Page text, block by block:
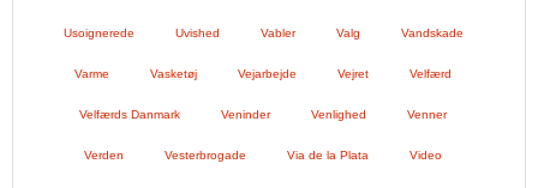
Usoignerede Uvished Vabler Valg Vandskade
Varme Vasketøj Vejarbejde Vejret Velfærd
Velfærds Danmark Veninder Venlighed Venner
Verden Vesterbrogade Via de la Plata Video